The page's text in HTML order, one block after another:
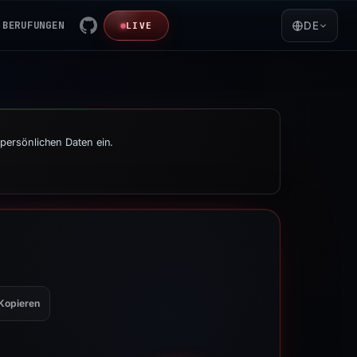
BERUFUNGEN LIVE DE
Daten ein.